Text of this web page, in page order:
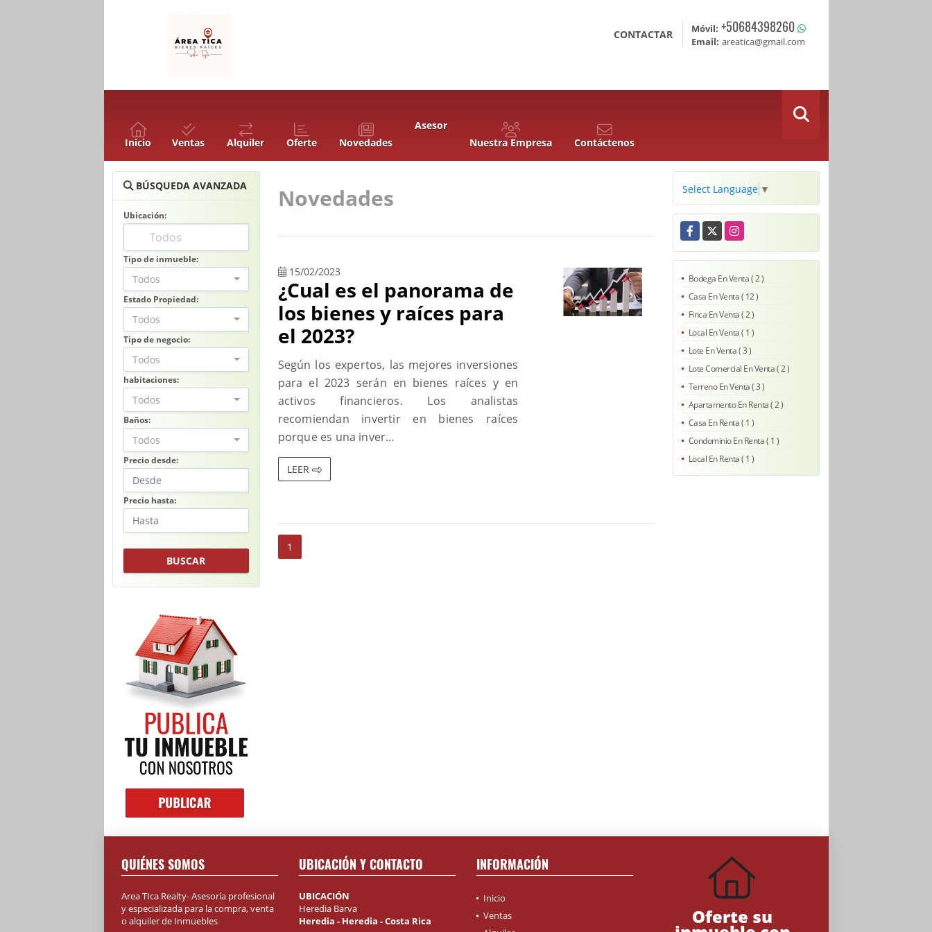
CONTACTAR Móvil: +50684398260
Email: areatica@gmail.com
Inicio Ventas Alquiler Oferte Novedades
Asesor
Nuestra Empresa
Contáctenos
BÚSQUEDA AVANZADA
Ubicación:
Tipo de inmueble:
Todos
Estado Propiedad:
Todos
Tipo de negocio:
Todos
habitaciones:
Todos
Baños:
Todos
Precio desde:
Precio hasta:
BUSCAR
Novedades
15/02/2023
¿Cual es el panorama de
los bienes y raíces para
el 2023?
Según los expertos, las mejores inversiones
para el 2023 serán en bienes raíces y en
activos financieros. Los analistas
recomiendan invertir en bienes raíces
porque es una inver…
LEER
1
Select Language ▼
Facebook
X Instagram
Bodega En Venta ( 2 )
Casa En Venta ( 12 )
Finca En Venta ( 2 )
Local En Venta ( 1 )
Lote En Venta ( 3 )
Lote Comercial En Venta ( 2 )
Terreno En Venta ( 3 )
Apartamento En Renta ( 2 )
Casa En Renta ( 1 )
Condominio En Renta ( 1 )
Local En Renta ( 1 )
QUIÉNES SOMOS
Area TIca Realty- Asesoría profesional
y especializada para la compra, venta
o alquiler de Inmuebles
UBICACIÓN Y CONTACTO
UBICACIÓN
Heredia Barva
Heredia - Heredia - Costa Rica
INFORMACIÓN
Inicio
Ventas
Oferte su